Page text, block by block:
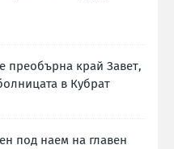
преобърна край Завет,
в Кубрат
под наем на главен